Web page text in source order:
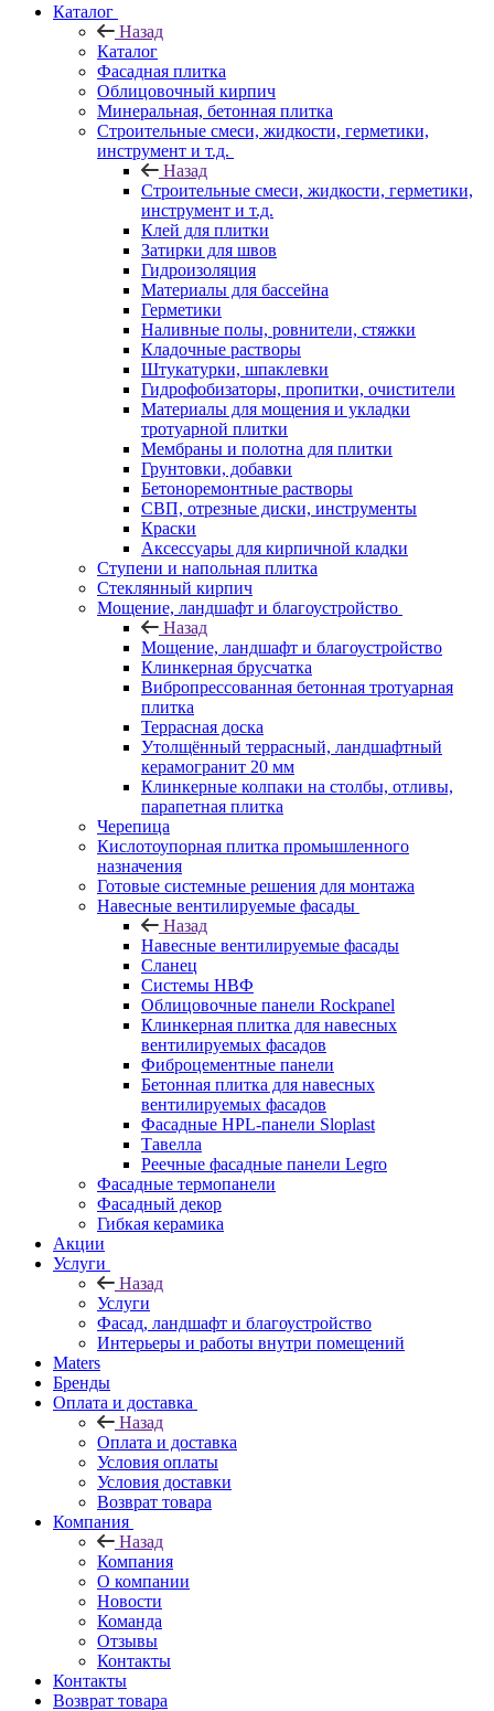
Каталог
Назад
Каталог
Фасадная плитка
Облицовочный кирпич
Минеральная, бетонная плитка
Строительные смеси, жидкости, герметики,
инструмент и т.д.
Назад
Строительные смеси, жидкости, герметики,
инструмент и т.д.
Клей для плитки
Затирки для швов
Гидроизоляция
Материалы для бассейна
Герметики
Наливные полы, ровнители, стяжки
Кладочные растворы
Штукатурки, шпаклевки
Гидрофобизаторы, пропитки, очистители
Материалы для мощения и укладки
тротуарной плитки
Мембраны и полотна для плитки
Грунтовки, добавки
Бетоноремонтные растворы
СВП, отрезные диски, инструменты
Краски
Аксессуары для кирпичной кладки
Ступени и напольная плитка
Cтеклянный кирпич
Мощение, ландшафт и благоустройство
Назад
Мощение, ландшафт и благоустройство
Клинкерная брусчатка
Вибропрессованная бетонная тротуарная
плитка
Террасная доска
Утолщённый террасный, ландшафтный
керамогранит 20 мм
Клинкерные колпаки на столбы, отливы,
парапетная плитка
Черепица
Кислотоупорная плитка промышленного
назначения
Готовые системные решения для монтажа
Навесные вентилируемые фасады
Назад
Навесные вентилируемые фасады
Сланец
Системы НВФ
Облицовочные панели Rockpanel
Клинкерная плитка для навесных
вентилируемых фасадов
Фиброцементные панели
Бетонная плитка для навесных
вентилируемых фасадов
Фасадные HPL-панели Sloplast
Тавелла
Реечные фасадные панели Legro
Фасадные термопанели
Фасадный декор
Гибкая керамика
Акции
Услуги
Назад
Услуги
Фасад, ландшафт и благоустройство
Интерьеры и работы внутри помещений
Maters
Бренды
Оплата и доставка
Назад
Оплата и доставка
Условия оплаты
Условия доставки
Возврат товара
Компания
Назад
Компания
О компании
Новости
Команда
Отзывы
Контакты
Контакты
Возврат товара